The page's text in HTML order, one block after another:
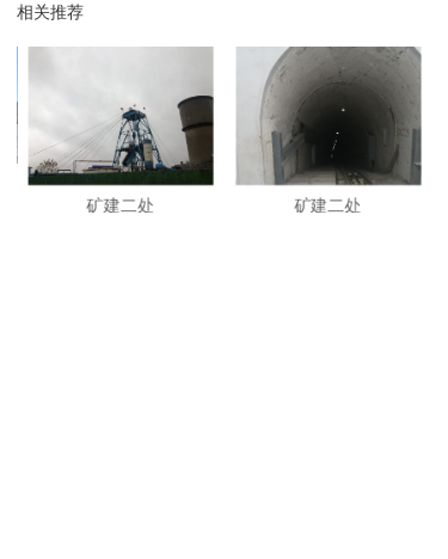
相关推荐
矿建二处 矿建二处